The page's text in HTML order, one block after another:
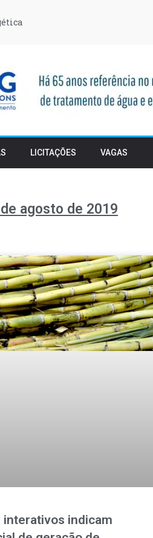
LICITAÇÕES VAGAS
agosto de 2019
interativos indicam